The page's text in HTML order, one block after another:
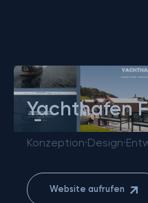
Yachthafen
Konzeption·Design·
Website aufrufen